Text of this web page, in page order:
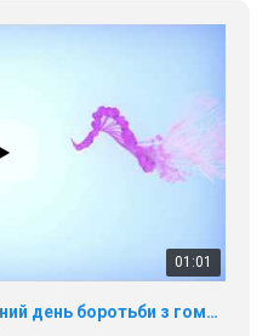
01:01
17 травня IDAHO. Міжнародний день боротьби з гомофобією трансфобією і біфобія.